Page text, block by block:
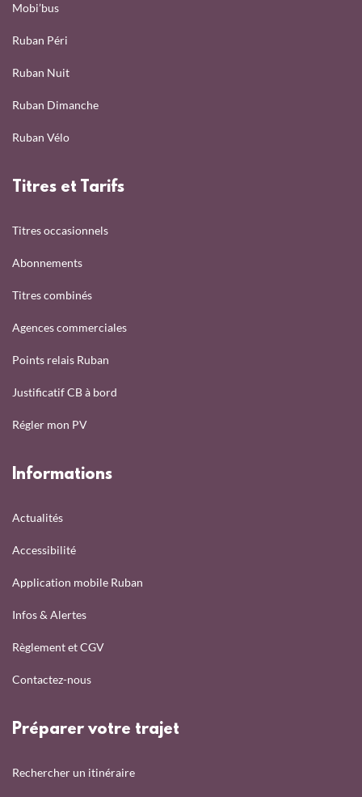
Mobi’bus
Ruban Péri
Ruban Nuit
Ruban Dimanche
Ruban Vélo
Titres et Tarifs
Titres occasionnels
Abonnements
Titres combinés
Agences commerciales
Points relais Ruban
Justificatif CB à bord
Régler mon PV
Informations
Actualités
Accessibilité
Application mobile Ruban
Infos & Alertes
Règlement et CGV
Contactez-nous
Préparer votre trajet
Rechercher un itinéraire